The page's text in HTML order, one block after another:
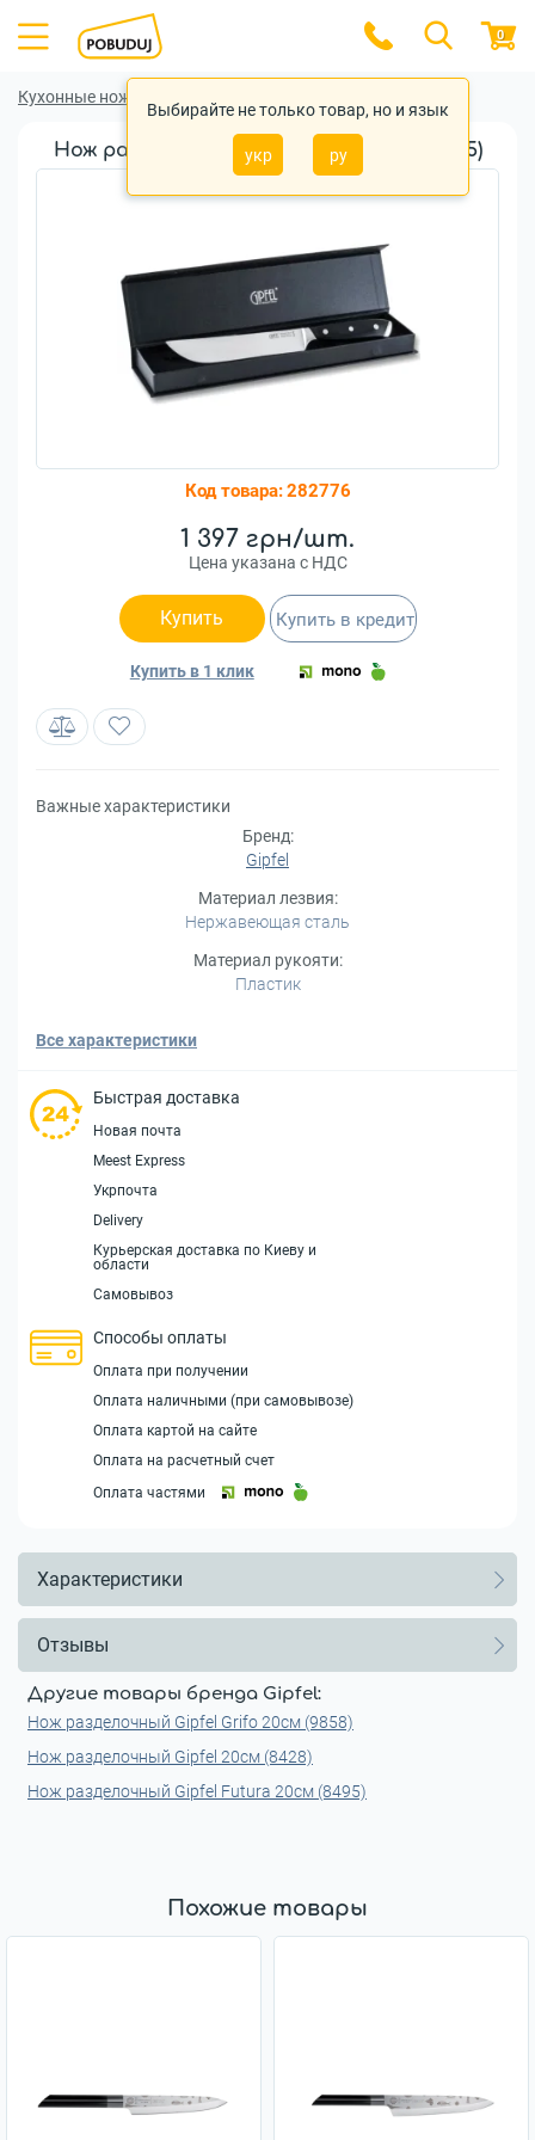
Выбирайте не только товар, но и язык
укр ру
0
Кухонные ножи
Нож разделочный Gipfel Bartly 18см (9895)
Код товара:282776
1 397 грн/шт.
Цена указана с НДС
Купить
Купить в 1 клик
Купить в кредит
Важные характеристики
Бренд:
Gipfel
Материал лезвия:
Нержавеющая сталь
Материал рукояти:
Пластик
Все характеристики
Быстрая доставка
Новая почта
Meest Express
Укрпочта
Delivery
Курьерская доставка по Киеву и
области
Самовывоз
Способы оплаты
Оплата при получении
Оплата наличными (при самовывозе)
Оплата картой на сайте
Оплата на расчетный счет
Оплата частями
Характеристики
Отзывы
Другие товары бренда Gipfel:
Нож разделочный Gipfel Grifo 20см (9858)
Нож разделочный Gipfel 20см (8428)
Нож разделочный Gipfel Futura 20см (8495)
Похожие товары